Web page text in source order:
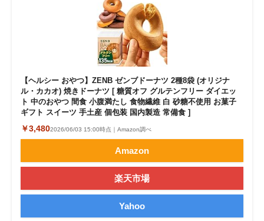
【ヘルシー おやつ】ZENB ゼンブドーナツ 2種8袋 (オリジナ
ル・カカオ) 焼きドーナツ [ 糖質オフ グルテンフリー ダイエッ
ト 中のおやつ 間食 小腹満たし 食物繊維 白 砂糖不使用 お菓子
ギフト スイーツ 手土産 個包装 国内製造 常備食 ]
￥3,4802026/06/03 15:00時点｜Amazon調べ
Amazon
楽天市場
Yahoo